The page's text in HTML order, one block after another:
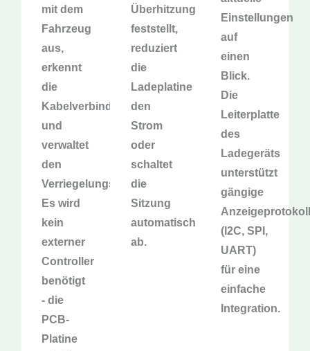
mit dem
Fahrzeug
aus,
erkennt
die
Kabelverbindung
und
verwaltet
den
Verriegelungsstatus.
Es wird
kein
externer
Controller
benötigt
- die
PCB-
Platine
Überhitzung
feststellt,
reduziert
die
Ladeplatine
den
Strom
oder
schaltet
die
Sitzung
automatisch
ab.
Einstellungen
auf
einen
Blick.
Die
Leiterplatte
des
Ladegeräts
unterstützt
gängige
(I2C, SPI,
UART)
für eine
einfache
Integration.